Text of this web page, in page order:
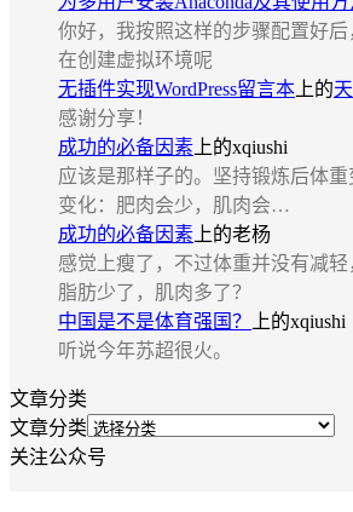
你好，我按照这样的步骤配置好
在创建虚拟环境呢
无插件实现WordPress留言本上的
感谢分享！
成功的必备因素上的xqiushi
应该是那样子的。坚持锻炼后体
变化：肥肉会少，肌肉会…
成功的必备因素上的老杨
感觉上瘦了，不过体重并没有减
脂肪少了，肌肉多了？
中国是不是体育强国？ 上的xqiushi
听说今年苏超很火。
文章分类
文章分类
关注公众号